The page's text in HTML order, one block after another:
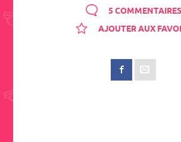
5 COMMENTAIRES
AJOUTER AUX